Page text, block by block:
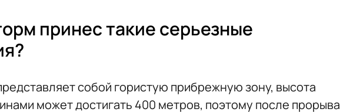
принес такие серьезные
собой гористую прибрежную зону, высота
может достигать 400 метров, поэтому после прорыва